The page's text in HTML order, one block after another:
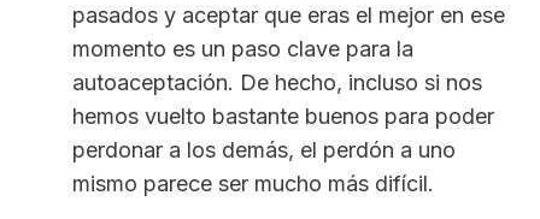
pasados ​​y aceptar que eras el mejor en ese
momento es un paso clave para la
autoaceptación. De hecho, incluso si nos
hemos vuelto bastante buenos para poder
perdonar a los demás, el perdón a uno
mismo parece ser mucho más difícil.